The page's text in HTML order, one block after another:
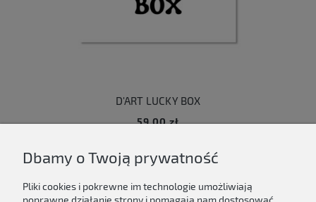
D'ART LUCKY BOX
59,00 zł
Do koszyka
Dbamy o Twoją prywatność
Pliki cookies i pokrewne im technologie umożliwiają
poprawne działanie strony i pomagają nam dostosować